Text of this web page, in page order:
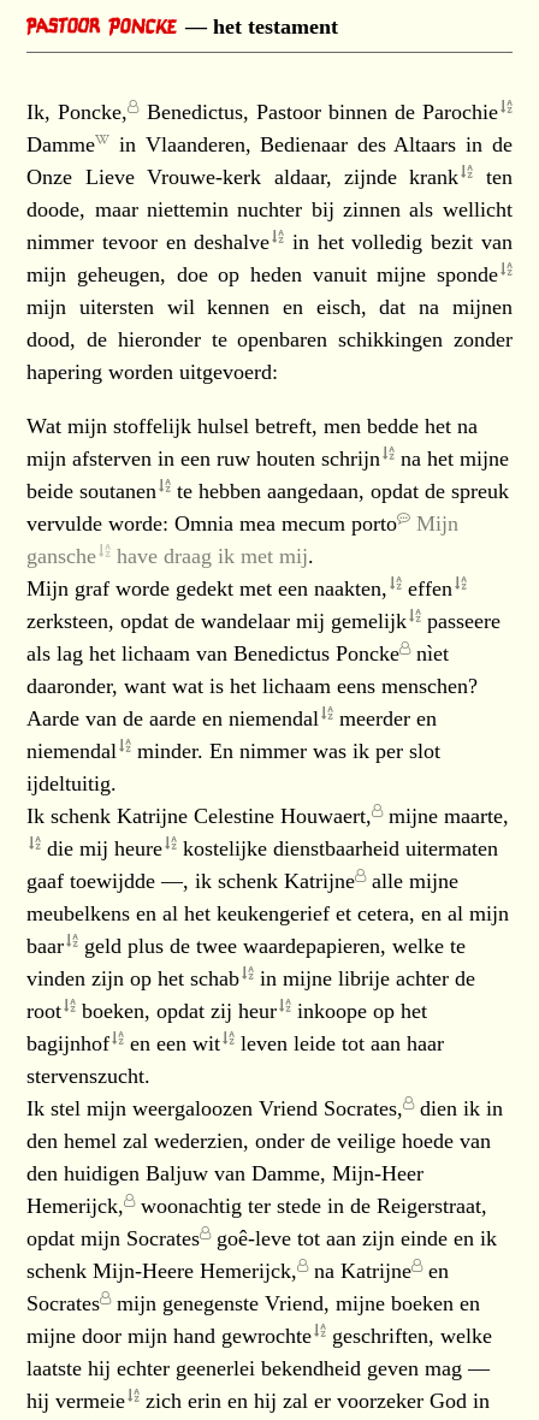
het testament
Ik,Poncke, Benedictus, Pastoor binnen de Parochie
Damme
in Vlaanderen, Bedienaar des Altaars in de
Onze Lieve Vrouwe-kerk aldaar, zijndekrank
ten
doode, maar niettemin nuchter bij zinnen als wellicht
nimmer tevoor endeshalve
in het volledig bezit van
mijn geheugen, doe op heden vanuit mijne sponde
mijn uitersten wil kennen en eisch, dat na mijnen
dood, de hieronder te openbaren schikkingen zonder
hapering worden uitgevoerd:
Wat mijn stoffelijk hulsel betreft, men bedde het na
mijn afsterven in een ruw houtenschrijn
na het mijne
beidesoutanen
te hebben aangedaan, opdat de spreuk
vervulde worde:Omnia mea mecum porto
Mijn
gansche
have draag ik met mij.
Mijn graf worde gedekt met eennaakten,
effen
zerksteen, opdat de wandelaar mij gemelijk
passeere
als lag het lichaam vanBenedictus Poncke nìet
daaronder, want wat is het lichaam eens menschen?
Aarde van de aarde enniemendal
meerder en
niemendal
minder. En nimmer was ik per slot
ijdeltuitig.
Ik schenkKatrijne Celestine Houwaert, mijnemaarte,
die mijheure kostelijke dienstbaarheid uitermaten
gaaf toewijdde —, ik schenkKatrijne alle mijne
meubelkens en al het keukengerief et cetera, en al mijn
baar
geld plus de twee waardepapieren, welke te
vinden zijn op hetschab
in mijne librije achter de
root
boeken, opdat zijheur inkoope op het
bagijnhof
en eenwit leven leide tot aan haar
stervenszucht.
Ik stel mijn weergaloozenVriend Socrates, dien ik in
den hemel zal wederzien, onder de veilige hoede van
den huidigenBaljuw van Damme, Mijn-Heer
Hemerijck, woonachtig ter stede in de Reigerstraat,
opdat mijn Socrates goê-leve tot aan zijn einde en ik
schenkMijn-Heere Hemerijck, naKatrijne en
Socrates mijn genegenste Vriend, mijne boeken en
mijne door mijn hand gewrochte
geschriften, welke
laatste hij echter geenerlei bekendheid geven mag —
hijvermeie
zich erin en hij zal er voorzeker God in